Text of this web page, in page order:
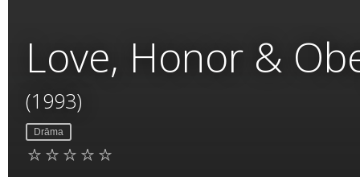
Love, Honor &
(1993)
Drāma